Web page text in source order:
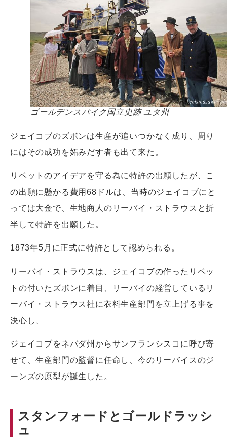
ゴールデンスパイク国立史跡 ユタ州
ジェイコブのズボンは生産が追いつかなく成り、周り
にはその成功を妬みだす者も出て来た。
リベットのアイデアを守る為に特許の出願したが、こ
の出願に懸かる費用68ドルは、当時のジェイコブにと
っては大金で、生地商人のリーバイ・ストラウスと折
半して特許を出願した。
1873年5月に正式に特許として認められる。
リーバイ・ストラウスは、ジェイコブの作ったリベッ
トの付いたズボンに着目、リーバイの経営しているリ
ーバイ・ストラウス社に衣料生産部門を立上げる事を
決心し、
ジェイコブをネバダ州からサンフランシスコに呼び寄
せて、生産部門の監督に任命し、今のリーバイスのジ
ーンズの原型が誕生した。
スタンフォードとゴールドラッシ
ュ